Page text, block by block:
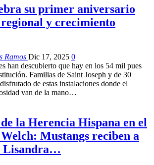
su primer aniversario
y crecimiento
Ramos Dic 17, 2025 0
han descubierto que hay en los 54 mil pues
Familias de Saint Joseph y de 30
de estas instalaciones donde el
van de la mano…
la Herencia Hispana en el
Mustangs reciben a
Lisandra…